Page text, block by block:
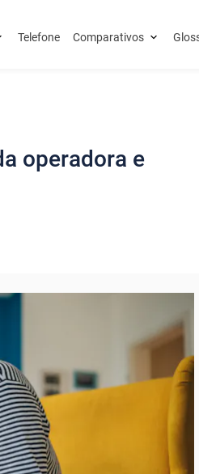
Telefone Comparativos
operadora e